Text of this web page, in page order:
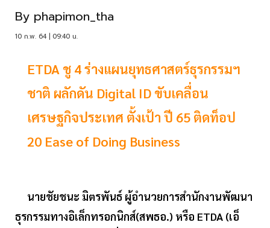
By phapimon_tha
10 ก.พ. 64 | 09:40 น.
ETDA ชู 4 ร่างแผนยุทธศาสตร์ธุรกรรมฯ
ชาติ ผลักดัน Digital ID ขับเคลื่อน
เศรษฐกิจประเทศ ตั้งเป้า ปี 65 ติดท็อป
20 Ease of Doing Business
นายชัยชนะ มิตรพันธ์ ผู้อำนวยการสำนักงานพัฒนา
ธุรกรรมทางอิเล็กทรอกนิกส์(สพธอ.) หรือ ETDA (เอ็